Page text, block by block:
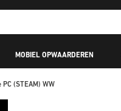
MOBIEL OPWAARDEREN
(STEAM) WW